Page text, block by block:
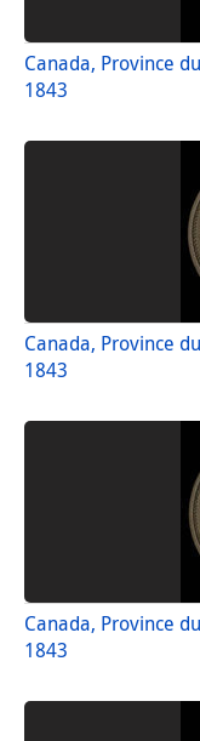
Canada, Province
1843
Canada, Province
1843
Canada, Province
1843